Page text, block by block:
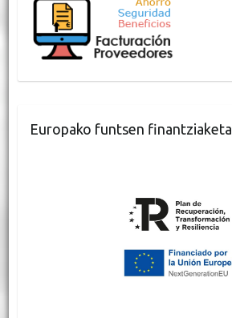
Europako funtsen finantziaketa